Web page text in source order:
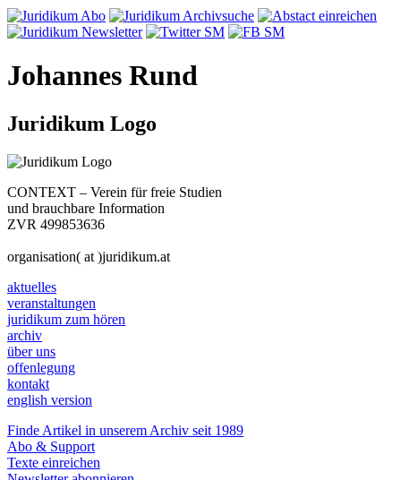
Johannes Rund
Juridikum Logo
CONTEXT – Verein für freie Studien
und brauchbare Information
ZVR 499853636
organisation( at )juridikum.at
aktuelles
veranstaltungen
juridikum zum hören
archiv
über uns
offenlegung
kontakt
english version
Finde Artikel in unserem Archiv seit 1989
Abo & Support
Texte einreichen